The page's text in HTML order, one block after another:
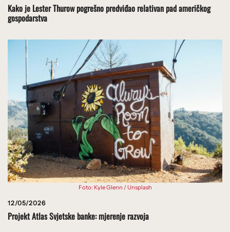
Kako je Lester Thurow pogrešno predviđao relativan pad američkog
gospodarstva
Foto: Kyle Glenn / Unsplash
12/05/2026
Projekt Atlas Svjetske banke: mjerenje razvoja